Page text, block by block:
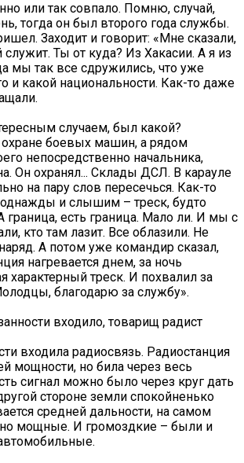
или так совпало. Помню, случай,
тогда он был второго года службы.
Заходит и говорит: «Мне сказали,
служит. Ты от куда? Из Хакасии. А я из
мы так все сдружились, что уже
и какой национальности. Как-то даже
случаем, был какой?
охране боевых машин, а рядом
непосредственно начальника,
Он охранял... Склады ДСЛ. В карауле
на пару слов пересечься. Как-то
однажды и слышим – треск, будто
граница, есть граница. Мало ли. И мы с
кто там лазит. Все облазили. Не
А потом уже командир сказал,
нагревается днем, за ночь
характерный треск. И похвалил за
благодарю за службу».
входило, товарищ радист
входила радиосвязь. Радиостанция
мощности, но била через весь
сигнал можно было через круг дать
стороне земли спокойненько
средней дальности, на самом
мощные. И громоздкие – были и